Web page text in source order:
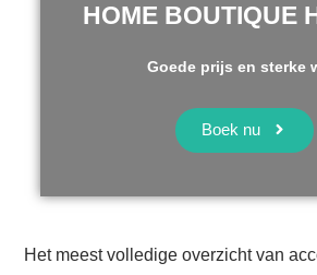
HOME BOUTIQUE
Goede prijs en sterke
Boek nu
Het meest volledige overzicht van